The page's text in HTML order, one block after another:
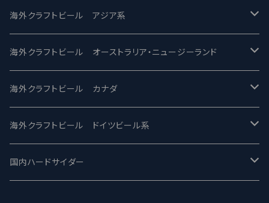
2nd Story Ale Works -セカンドストーリー
ビアへるん - Beer Hearn
忽布古丹醸造 - HOP KOTAN
ワイマーケットブルーイング Y.Market Brewing
志賀高原ビール - SIGAKOGEN
Maui マウイ
Toppling Goliath トップリンゴライアス
Fair State フェアステイト
Lagunitas ラグニタス
FirestoneWalker ファイアストーン
UnBarred -アンバード
SAIREN /サイレン
ワイルドチャイルド - Wilde Child
BrewDog Brewery - ブリュードッグ
The Flying Inn / ザ フライイング イン
海外クラフトビール アジア系
gweilo-鬼佬 グウァイロ
Heart Of Darkness - ハートオブダークネス
Carbon brews -カーボン
TAIHU - タイフー
海外クラフトビール オーストラリア・ニュージーランド
ROCKY RIDGE - ロッキーリッジ
BODRIGGY BREWING ボッドリッジー
CO-CONSPIRATORS コ・コンスピレーターズ
海外クラフトビール カナダ
Jackie O's ジャッキーオーズ
Westbrook ウェストブルック
海外クラフトビール ドイツビール系
Karmeliten カーメリテン
国内ハードサイダー